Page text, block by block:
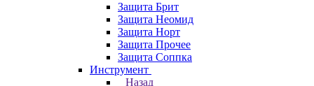
Защита Брит
Защита Неомид
Защита Норт
Защита Прочее
Защита Соппка
Инструмент
Назад